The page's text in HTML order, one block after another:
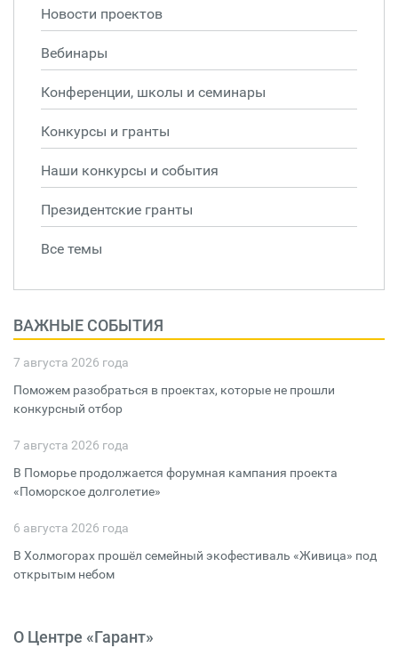
Новости проектов
Вебинары
Конференции, школы и семинары
Конкурсы и гранты
Наши конкурсы и события
Президентские гранты
Все темы
ВАЖНЫЕ СОБЫТИЯ
7 августа 2026 года
Поможем разобраться в проектах, которые не прошли
конкурсный отбор
7 августа 2026 года
В Поморье продолжается форумная кампания проекта
«Поморское долголетие»
6 августа 2026 года
В Холмогорах прошёл семейный экофестиваль «Живица» под
открытым небом
О Центре «Гарант»